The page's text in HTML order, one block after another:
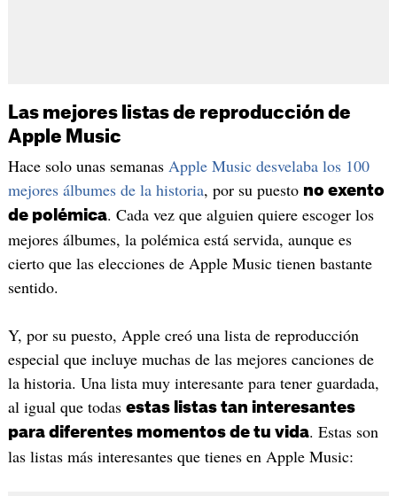
Las mejores listas de reproducción de
Apple Music
Hace solo unas semanas Apple Music desvelaba los 100
mejores álbumes de la historia, por su puesto no exento
de polémica. Cada vez que alguien quiere escoger los
mejores álbumes, la polémica está servida, aunque es
cierto que las elecciones de Apple Music tienen bastante
sentido.
Y, por su puesto, Apple creó una lista de reproducción
especial que incluye muchas de las mejores canciones de
la historia. Una lista muy interesante para tener guardada,
al igual que todas estas listas tan interesantes
para diferentes momentos de tu vida. Estas son
las listas más interesantes que tienes en Apple Music: